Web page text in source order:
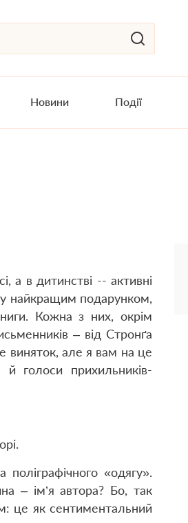
Новини Події
а в дитинстві -- активні
найкращим подарунком,
Кожна з них, окрім
– від Стронґа
але я вам на це
й голоси прихильників-
«одягу».
– ім’я автора? Бо, так
це як сентиментальний